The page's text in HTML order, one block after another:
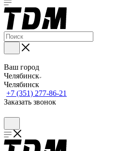
Ваш город
Челябинск
Челябинск
+7 (351) 277-86-21
Заказать звонок